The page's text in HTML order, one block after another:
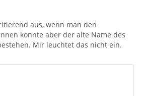
aus, wenn man den
konnte aber der alte Name des
Mir leuchtet das nicht ein.